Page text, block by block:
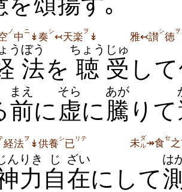
ノ 中ニ ↡奏シ↢天楽ヲ ↡ 雅↢讃シ徳ヲ
う
法
ぼう
を 聴
ちょう
受
じゅ
して
前
まえ
に 虚
そら
に騰
あが
りて
経法ヲ ↡供養シ已 リテ 未ダ
ル↠食セ
力
んりき
自
じ
在
ざい
にして
は